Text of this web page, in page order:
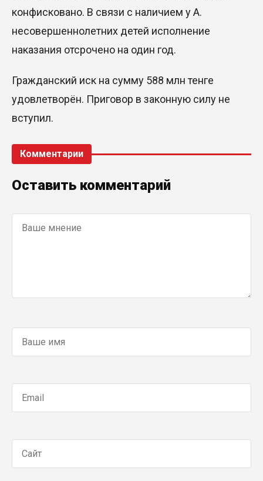
конфисковано. В связи с наличием у А.
несовершеннолетних детей исполнение
наказания отсрочено на один год.
Гражданский иск на сумму 588 млн тенге
удовлетворён. Приговор в законную силу не
вступил.
Комментарии
Оставить комментарий